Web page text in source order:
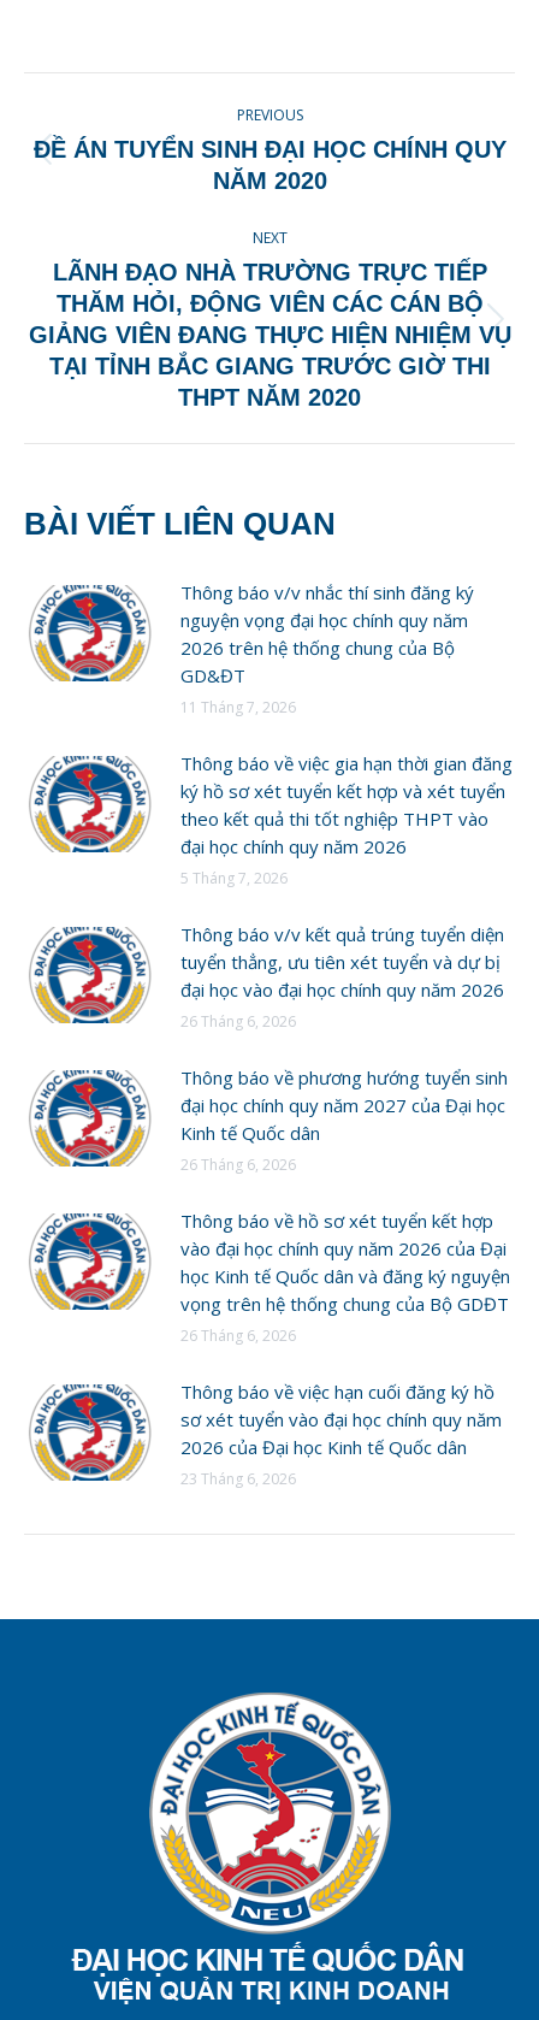
NAVIGATION
PREVIOUS
Previous
post:
ĐỀ ÁN TUYỂN SINH ĐẠI HỌC CHÍNH QUY
NĂM 2020
NEXT
Next
post:
LÃNH ĐẠO NHÀ TRƯỜNG TRỰC TIẾP
THĂM HỎI, ĐỘNG VIÊN CÁC CÁN BỘ
GIẢNG VIÊN ĐANG THỰC HIỆN NHIỆM VỤ
TẠI TỈNH BẮC GIANG TRƯỚC GIỜ THI
THPT NĂM 2020
BÀI VIẾT LIÊN QUAN
Thông báo v/v nhắc thí sinh đăng ký
nguyện vọng đại học chính quy năm
2026 trên hệ thống chung của Bộ
GD&ĐT
11 Tháng 7, 2026
Thông báo về việc gia hạn thời gian đăng
ký hồ sơ xét tuyển kết hợp và xét tuyển
theo kết quả thi tốt nghiệp THPT vào
đại học chính quy năm 2026
5 Tháng 7, 2026
Thông báo v/v kết quả trúng tuyển diện
tuyển thẳng, ưu tiên xét tuyển và dự bị
đại học vào đại học chính quy năm 2026
26 Tháng 6, 2026
Thông báo về phương hướng tuyển sinh
đại học chính quy năm 2027 của Đại học
Kinh tế Quốc dân
26 Tháng 6, 2026
Thông báo về hồ sơ xét tuyển kết hợp
vào đại học chính quy năm 2026 của Đại
học Kinh tế Quốc dân và đăng ký nguyện
vọng trên hệ thống chung của Bộ GDĐT
26 Tháng 6, 2026
Thông báo về việc hạn cuối đăng ký hồ
sơ xét tuyển vào đại học chính quy năm
2026 của Đại học Kinh tế Quốc dân
23 Tháng 6, 2026